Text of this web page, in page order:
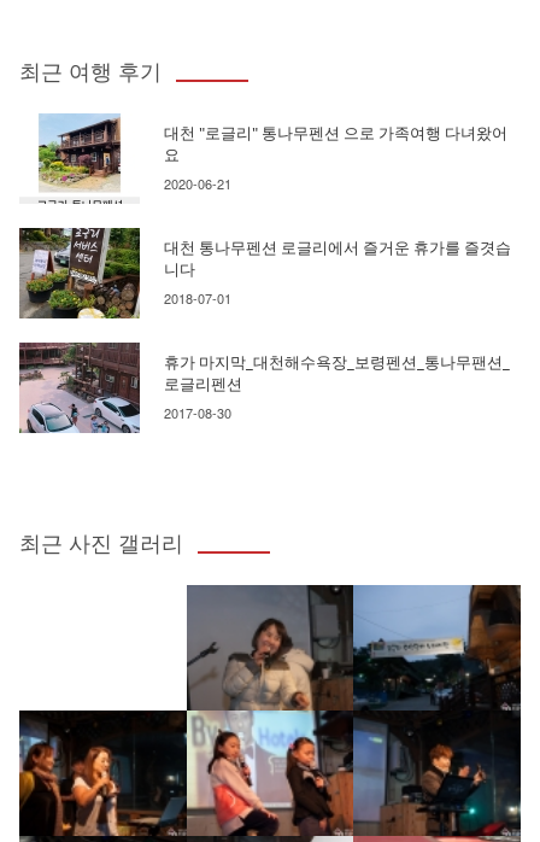
최근 여행 후기
대천 "로글리" 통나무펜션 으로 가족여행 다녀왔어
요
2020-06-21
대천 통나무펜션 로글리에서 즐거운 휴가를 즐겻습
니다
2018-07-01
휴가 마지막_대천해수욕장_보령펜션_통나무팬션_
로글리펜션
2017-08-30
최근 사진 갤러리